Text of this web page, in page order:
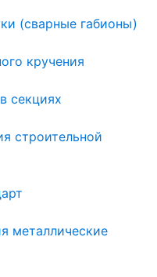
(сварные габионы)
кручения
секциях
строительной
металлические